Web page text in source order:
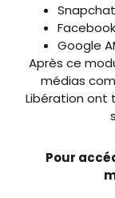
Google
Après ce
médias
Libération
Pour